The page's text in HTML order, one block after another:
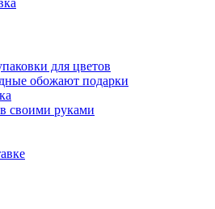
для цветов
обожают подарки
своими руками